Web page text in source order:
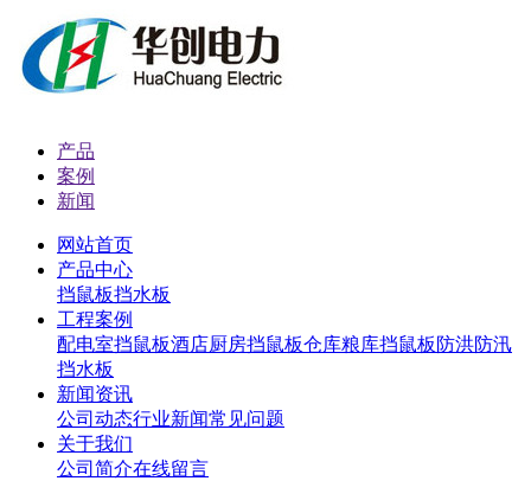
产品
案例
新闻
网站首页
产品中心
挡鼠板挡水板
工程案例
配电室挡鼠板酒店厨房挡鼠板仓库粮库挡鼠板 防洪防汛
挡水板
新闻资讯
公司动态行业新闻常见问题
关于我们
公司简介在线留言